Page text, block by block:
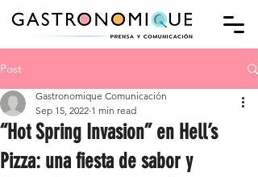
Post
“Hot Spring Invasion” en Hell’s
Pizza: una fiesta de sabor y
Gastronomique Comunicación
Sep 15, 2022 1 min read